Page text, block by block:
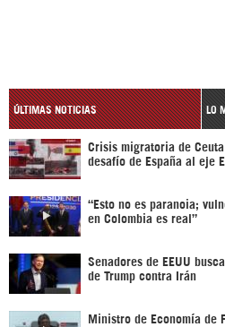
ÚLTIMAS NOTICIAS LO
Crisis migratoria de
desafío de España al eje
“Esto no es paranoia;
en Colombia es real”
Senadores de EEUU
de Trump contra Irán
Ministro de Economía de